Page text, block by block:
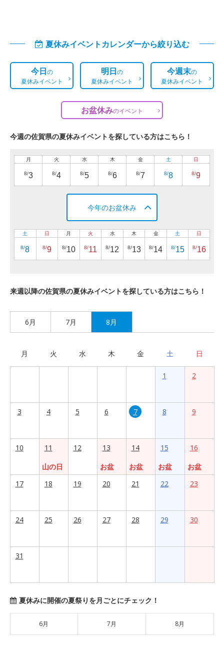
夏休みイベントカレンダーから絞り込む
今日の
夏休みイベント
明日の
夏休みイベント
今週末の
夏休みイベント
お盆休みのイベント
今週の佐賀県の夏休みイベントを探している方はこちら！
月
8/3
火
8/4
水
8/5
木
8/6
金
8/7
土
8/8
日
8/9
今年のお盆休み
土
8/8
日
8/9
月
8/10
火
8/11
水
8/12
木
8/13
金
8/14
土
8/15
日
8/16
来週以降の佐賀県の夏休みイベントを探している方はこちら！
6月 7月 8月
月 火 水 木 金 土 日
1 2
3 4 5 6 7 8 9
10
11
山の日
12
13
お盆
14
お盆
15
お盆
16
お盆
17
18 19 20 21 22 23
24 25 26 27 28 29 30
31
夏休みに開催の夏祭りを月ごとにチェック！
6月 7月 8月